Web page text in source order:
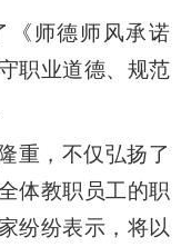
《师德师风承诺
职业道德、规范
重，不仅弘扬了
体教职员工的职
纷纷表示，将以